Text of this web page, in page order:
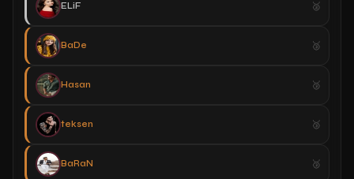
ELiF
BaDe
Hasan
teksen
BaRaN